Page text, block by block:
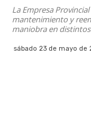
La Empresa
mantenimiento y
maniobra en
sábado 23 de mayo de